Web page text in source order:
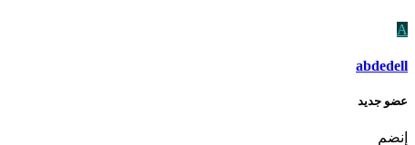
A
abdedell
عضو جديد
إنضم